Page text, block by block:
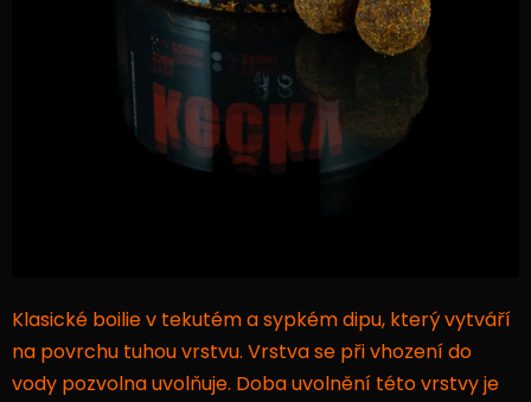
Klasické boilie v tekutém a sypkém dipu, který vytváří
na povrchu tuhou vrstvu. Vrstva se při vhození do
vody pozvolna uvolňuje. Doba uvolnění této vrstvy je